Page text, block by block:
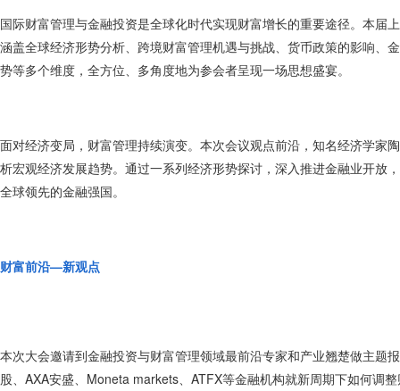
国际财富管理与金融投资是全球化时代实现财富增长的重要途径。本届
涵盖全球经济形势分析、跨境财富管理机遇与挑战、货币政策的影响、
势等多个维度，全方位、多角度地为参会者呈现一场思想盛宴。
面对经济变局，财富管理持续演变。本次会议观点前沿，知名经济学家
析宏观经济发展趋势。通过一系列经济形势探讨，深入推进金融业开放
全球领先的金融强国。
财富前沿—新观点
本次大会邀请到金融投资与财富管理领域最前沿专家和产业翘楚做主题
股、AXA安盛、Moneta markets、ATFX等金融机构就新周期下如何调